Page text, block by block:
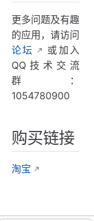
更多问题及有趣
的应用，请访问
论坛
或加入
QQ技术交流
群：
1054780900
购买链接
淘宝